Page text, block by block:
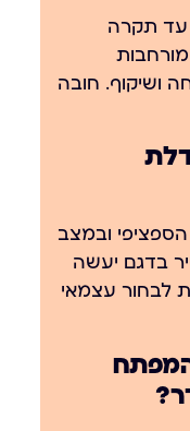
עד תקרה
ושיקוף. חובה
הספציפי ובמצב
בדגם יעשה
לבחור עצמאי